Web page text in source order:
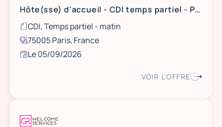
Hôte(sse) d'accueil - CDI temps partiel - Paris 5
CDI, Temps partiel - matin
75005 Paris, France
Le 05/09/2026
VOIR L'OFFRE